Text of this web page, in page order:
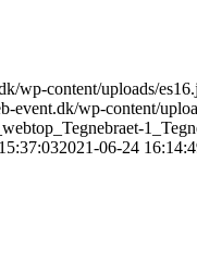
wp-content/uploads/
event.dk/wp-content/
2021-06-24